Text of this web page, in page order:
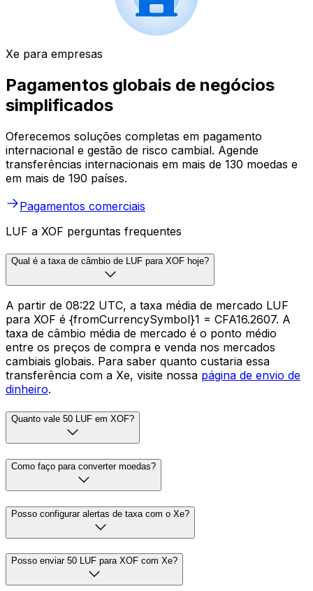
Xe para empresas
Pagamentos globais de negócios
simplificados
Oferecemos soluções completas em pagamento
internacional e gestão de risco cambial. Agende
transferências internacionais em mais de 130 moedas e
em mais de 190 países.
Pagamentos comerciais
LUF a XOF perguntas frequentes
Qual é a taxa de câmbio de LUF para XOF hoje?
A partir de 08:22 UTC, a taxa média de mercado LUF
para XOF é {fromCurrencySymbol}1 = CFA16.2607. A
taxa de câmbio média de mercado é o ponto médio
entre os preços de compra e venda nos mercados
cambiais globais. Para saber quanto custaria essa
transferência com a Xe, visite nossa página de envio de
dinheiro.
Quanto vale 50 LUF em XOF?
Como faço para converter moedas?
Posso configurar alertas de taxa com o Xe?
Posso enviar 50 LUF para XOF com Xe?